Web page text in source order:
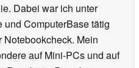
Dabei war ich unter
und ComputerBase tätig
Notebookcheck. Mein
auf Mini-PCs und auf